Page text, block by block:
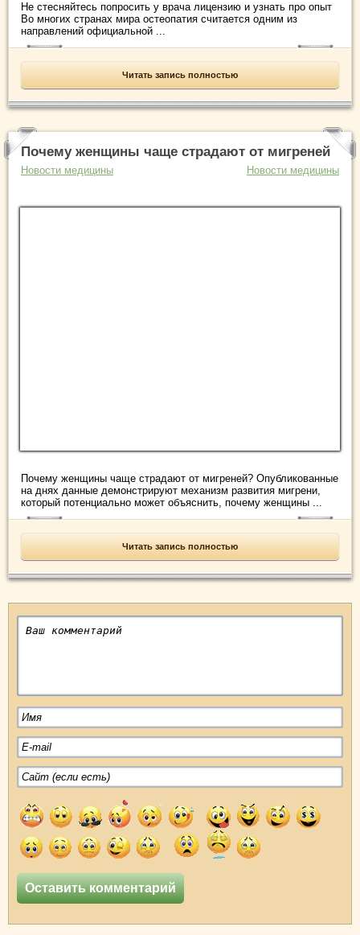
Не стесняйтесь попросить у врача лицензию и узнать про опыт
Во многих странах мира остеопатия считается одним из
направлений официальной ...
Читать запись полностью
Почему женщины чаще страдают от мигреней
Новости медицины Новости медицины
Почему женщины чаще страдают от мигреней? Опубликованные
на днях данные демонстрируют механизм развития мигрени,
который потенциально может объяснить, почему женщины ...
Читать запись полностью